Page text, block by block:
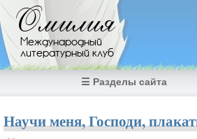
Перейти к основному содержанию
Омилия
Международный
литературный клуб
☰ Разделы сайта
Научи меня, Господи,